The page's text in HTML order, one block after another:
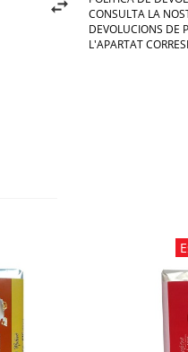
CONSULTA LA
DEVOLUCIONS DE
L'APARTAT